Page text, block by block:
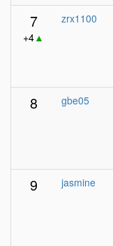
7
+4▲
zrx1100
8 gbe05
9 jasmine